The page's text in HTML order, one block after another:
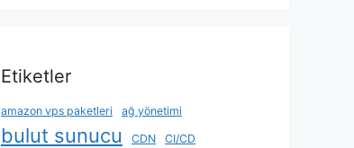
Etiketler
amazon vps paketleri ağ yönetimi
bulut sunucu CDN CI/CD